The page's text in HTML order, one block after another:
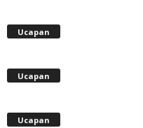
Ucapan
Ucapan
Ucapan